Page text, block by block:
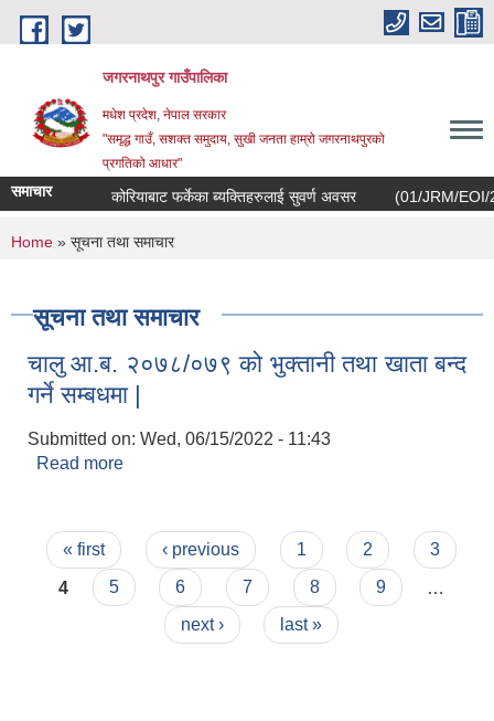
Skip to main content
जगरनाथपुर गाउँपालिका
मधेश प्रदेश, नेपाल सरकार
"समृद्ध गाउँ, सशक्त समुदाय, सुखी जनता हाम्रो जगरनाथपुरको
प्रगतिको आधार"
समाचार कोरियाबाट फर्केका ब्यक्तिहरुलाई सुवर्ण अवसर (01/JRM/EOI/
You are here
Home » सूचना तथा समाचार
सूचना तथा समाचार
चालु आ.ब. २०७८/०७९ को भुक्तानी तथा खाता बन्द
गर्ने सम्बधमा |
Submitted on: Wed, 06/15/2022 - 11:43
Read more
Pages
« first ‹ previous 1 2
3
4
5 6 7 8 9
next ›
last »